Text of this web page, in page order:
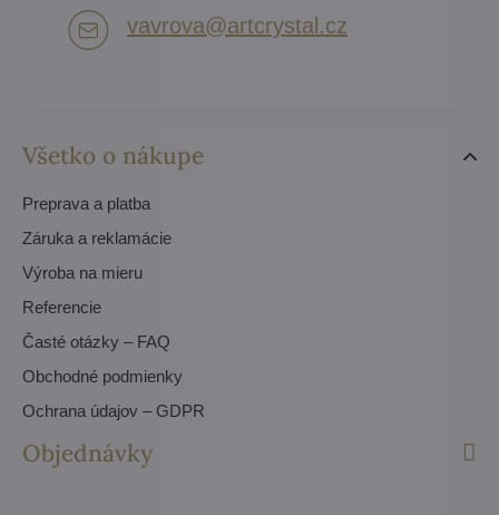
Všetko o nákupe
Preprava a platba
Záruka a reklamácie
Výroba na mieru
Referencie
Časté otázky – FAQ
Obchodné podmienky
Ochrana údajov – GDPR
Objednávky
vavrova​@artcrystal​.cz